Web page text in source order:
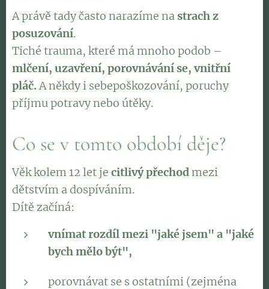
A právě tady často narazíme na strach z
posuzování.
Tiché trauma, které má mnoho podob –
mlčení, uzavření, porovnávání se, vnitřní
pláč.A někdy i sebepoškozování, poruchy
příjmu potravy nebo útěky.
Co se v tomto období děje?
Věk kolem 12 let je citlivý přechodmezi
dětstvím a dospíváním.
Dítě začíná:
vnímat rozdíl mezi "jaké jsem" a "jaké
bych mělo být",
porovnávat se s ostatními (zejména